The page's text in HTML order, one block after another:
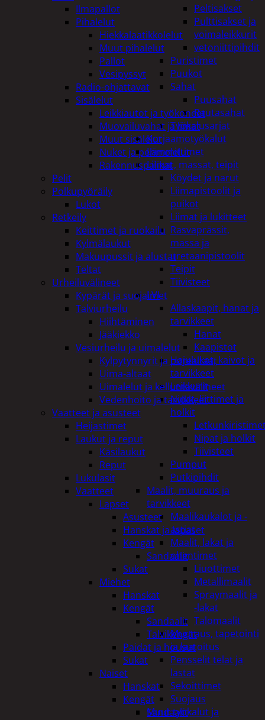
Peltisakset
Pulttisakset ja
voimaleikkurit
vetoniittipihdit
Puristimet
Puukot
Sahat
Puusahat
Rautasahat
Työkalusarjat
Korjaamotyökalut
Lämmittimet
Liimat, massat, teipit
Köydet ja narut
Liimapistoolit ja
puikot
Liimat ja lukitteet
Rasvaprässit,
massa ja
uretaanipistoolit
Teipit
Tiivisteet
LVI
Allaskaapit, hanat ja
tarvikkeet
Hanat
Kaapistot
Hajulukot, kaivot ja
tarvikkeet
Leikkurit
Nipat, liittimet ja
holkit
Nipat ja holkit
Tiivisteet
Pumput
Putkipihdit
Maalit, muuraus ja
tarvikkeet
Maalikaukalot ja -
astiat
Maalit, lakat ja
ohentimet
Liuottimet
Metallimaalit
Spraymaalit ja
-lakat
Talomaalit
Muuraus, tapetointi
ja laatoitus
Pensselit telat ja
lastat
Sekoittimet
Suojaus
Muut työkalut ja
Ilmapallot
Pihalelut
Hiekkalaatikkolelut
Muut pihalelut
Pallot
Vesipyssyt
Radio-ohjattavat
Sisälelut
Leikkiautot ja työkoneet
Muovailuvahat ja limat
Muut sisälelut
Nuket ja pehmolelut
Rakennuspalikat
Pelit
Polkupyöräily
Lukot
Retkeily
Keittimet ja ruokailu
Kylmälaukut
Makuupussit ja alustat
Teltat
Urheiluvälineet
Kypärät ja suojaimet
Talviurheilu
Hiihtäminen
Jääkiekko
Vesiurheilu ja uimalelut
Kylpytynnyrit ja porealtaat
Uima-altaat
Uimalelut ja kelluntavälineet
Vedenhoito ja tarvikkeet
Vaatteet ja asusteet
Heijastimet
Laukut ja reput
Käsilaukut
Reput
Lukulasit
Vaatteet
Lapset
Asusteet
Hanskat ja lapaset
Kengät
Sandaalit
Sukat
Miehet
Hanskat
Kengät
Sandaalit
Talvikengät
Paidat ja housut
Sukat
Naiset
Hanskat
Kengät
Sandaalit